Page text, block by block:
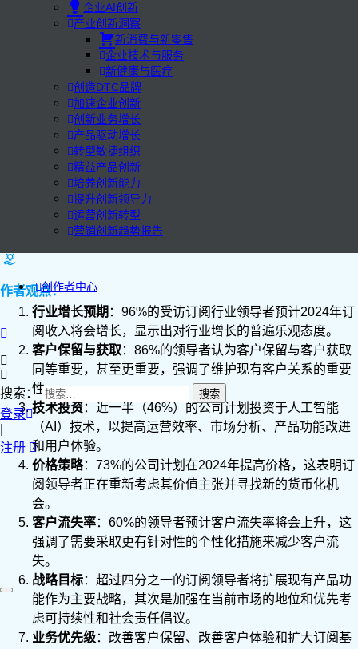
企业AI创新
产业创新洞察
新消费与新零售
企业技术与服务
新健康与医疗
创造DTC品牌
加速企业创新
创新业务增长
产品驱动增长
转型敏捷组织
精益产品创新
培养创新能力
提升创新领导力
运营创新转型
营销创新趋势报告
创作者中心
搜索：
登录
注册
作者观点：
行业增长预期 ：96%的受访订阅行业领导者预计2024年订
阅收入将会增长，显示出对行业增长的普遍乐观态度。
客户保留与获取：86%的领导者认为客户保留与客户获取
同等重要，甚至更重要，强调了维护现有客户关系的重要
性。
技术投资：近一半（46%）的公司计划投资于人工智能
（AI）技术，以提高运营效率、市场分析、产品功能改进
和用户体验。
价格策略：73%的公司计划在2024年提高价格，这表明订
阅领导者正在重新考虑其价值主张并寻找新的货币化机
会。
客户流失率：60%的领导者预计客户流失率将会上升，这
强调了需要采取更有针对性的个性化措施来减少客户流
失。
战略目标：超过四分之一的订阅领导者将扩展现有产品功
能作为主要战略，其次是加强在当前市场的地位和优先考
虑可持续性和社会责任倡议。
业务优先级：改善客户保留、改善客户体验和扩大订阅基